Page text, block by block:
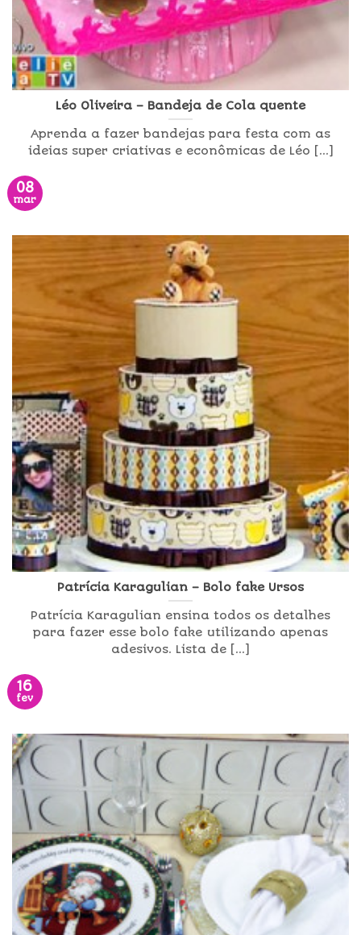
Léo Oliveira – Bandeja de Cola quente
Aprenda a fazer bandejas para festa com as
ideias super criativas e econômicas de Léo [...]
08
mar
Patrícia Karagulian – Bolo fake Ursos
Patrícia Karagulian ensina todos os detalhes
para fazer esse bolo fake utilizando apenas
adesivos. Lista de [...]
16
fev